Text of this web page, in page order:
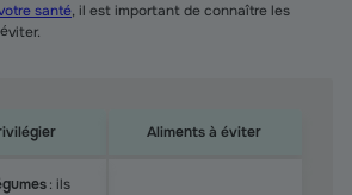
santé, il est important de connaître les
Aliments à éviter
: ils